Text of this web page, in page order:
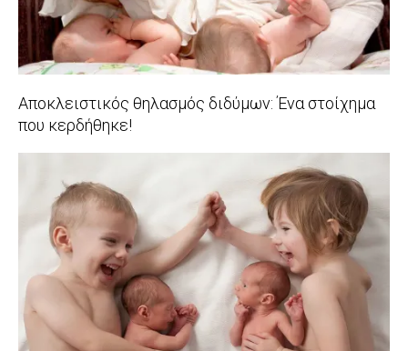
Αποκλειστικός θηλασμός διδύμων: Ένα στοίχημα
που κερδήθηκε!
2018-